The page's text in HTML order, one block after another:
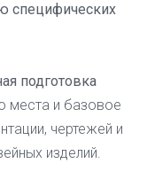
специфических
подготовка
места и базовое
чертежей и
изделий.